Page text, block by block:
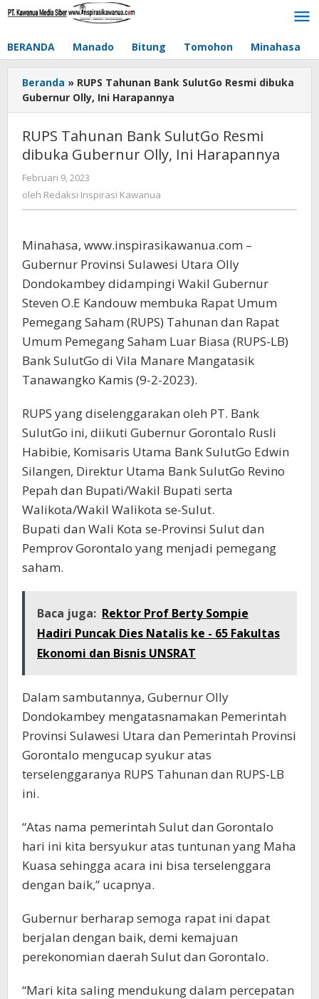
Lewati
BERANDA Manado Bitung Tomohon Minahasa
Beranda » RUPS Tahunan Bank SulutGo Resmi dibuka
Gubernur Olly, Ini Harapannya
RUPS Tahunan Bank SulutGo Resmi
dibuka Gubernur Olly, Ini Harapannya
Februari 9, 2023
Redaksi
oleh Redaksi Inspirasi Kawanua
Minahasa, www.inspirasikawanua.com –
Gubernur Provinsi Sulawesi Utara Olly
Dondokambey didampingi Wakil Gubernur
Steven O.E Kandouw membuka Rapat Umum
Pemegang Saham (RUPS) Tahunan dan Rapat
Umum Pemegang Saham Luar Biasa (RUPS-LB)
Bank SulutGo di Vila Manare Mangatasik
Tanawangko Kamis (9-2-2023).
RUPS yang diselenggarakan oleh PT. Bank
SulutGo ini, diikuti Gubernur Gorontalo Rusli
Habibie, Komisaris Utama Bank SulutGo Edwin
Silangen, Direktur Utama Bank SulutGo Revino
Pepah dan Bupati/Wakil Bupati serta
Walikota/Wakil Walikota se-Sulut.
Bupati dan Wali Kota se-Provinsi Sulut dan
Pemprov Gorontalo yang menjadi pemegang
saham.
Baca juga: Rektor Prof Berty Sompie
Hadiri Puncak Dies Natalis ke - 65 Fakultas
Ekonomi dan Bisnis UNSRAT
Dalam sambutannya, Gubernur Olly
Dondokambey mengatasnamakan Pemerintah
Provinsi Sulawesi Utara dan Pemerintah Provinsi
Gorontalo mengucap syukur atas
terselenggaranya RUPS Tahunan dan RUPS-LB
ini.
“Atas nama pemerintah Sulut dan Gorontalo
hari ini kita bersyukur atas tuntunan yang Maha
Kuasa sehingga acara ini bisa terselenggara
dengan baik,” ucapnya.
Gubernur berharap semoga rapat ini dapat
berjalan dengan baik, demi kemajuan
perekonomian daerah Sulut dan Gorontalo.
“Mari kita saling mendukung dalam percepatan